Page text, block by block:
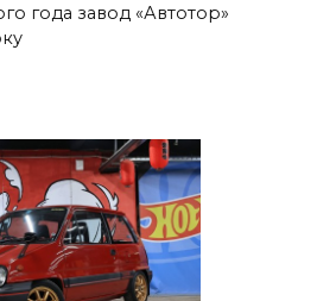
года завод «Автотор»